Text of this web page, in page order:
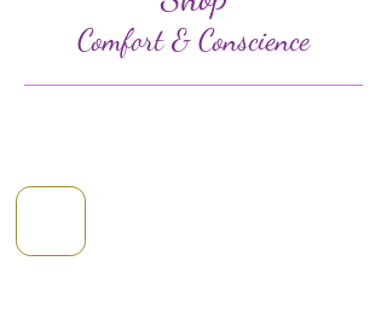
Comfort & Conscience